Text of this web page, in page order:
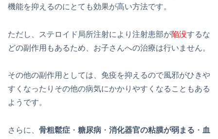
機能を抑えるのにとても効果が高い方法です。
ただし、ステロイド局所注射により注射患部が陥没するな
どの副作用もあるため、お子さんへの治療は行いません。
その他の副作用としては、免疫を抑えるので風邪がひきや
すくなったりその他の病気にかかりやすくなることもある
ようです。
さらに、 骨粗鬆症 ・ 糖尿病 ・ 消化器官の粘膜が弱まる ・ 血